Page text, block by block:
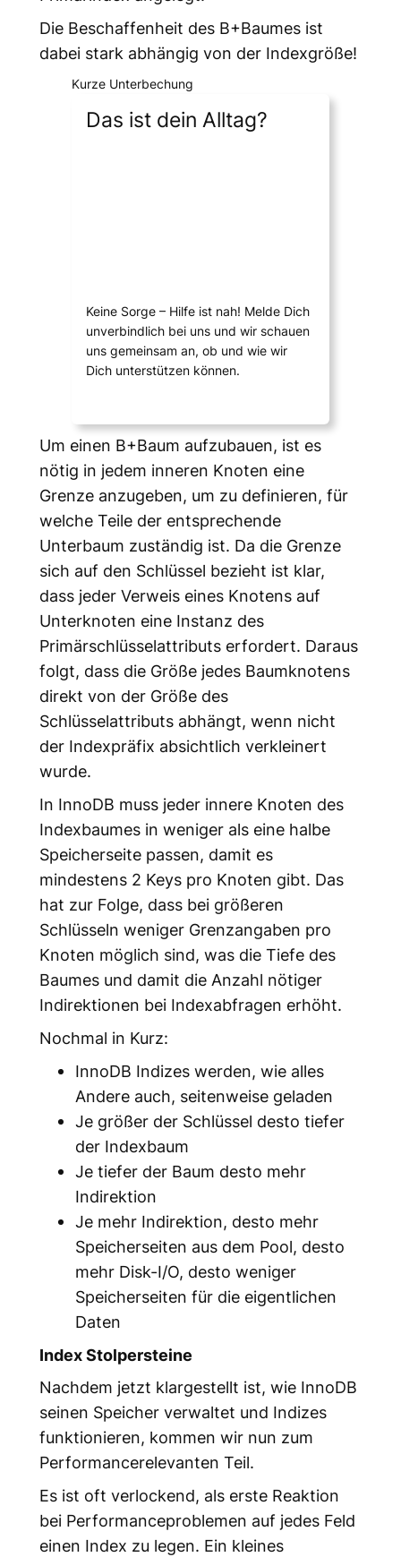
Die Beschaffenheit des B+Baumes ist
dabei stark abhängig von der Indexgröße!
Kurze Unterbechung
Das ist dein Alltag?
Keine Sorge – Hilfe ist nah! Melde Dich
unverbindlich bei uns und wir schauen
uns gemeinsam an, ob und wie wir
Dich unterstützen können.
Um einen B+Baum aufzubauen, ist es
nötig in jedem inneren Knoten eine
Grenze anzugeben, um zu definieren, für
welche Teile der entsprechende
Unterbaum zuständig ist. Da die Grenze
sich auf den Schlüssel bezieht ist klar,
dass jeder Verweis eines Knotens auf
Unterknoten eine Instanz des
Primärschlüsselattributs erfordert. Daraus
folgt, dass die Größe jedes Baumknotens
direkt von der Größe des
Schlüsselattributs abhängt, wenn nicht
der Indexpräfix absichtlich verkleinert
wurde.
In InnoDB muss jeder innere Knoten des
Indexbaumes in weniger als eine halbe
Speicherseite passen, damit es
mindestens 2 Keys pro Knoten gibt. Das
hat zur Folge, dass bei größeren
Schlüsseln weniger Grenzangaben pro
Knoten möglich sind, was die Tiefe des
Baumes und damit die Anzahl nötiger
Indirektionen bei Indexabfragen erhöht.
Nochmal in Kurz:
InnoDB Indizes werden, wie alles
Andere auch, seitenweise geladen
Je größer der Schlüssel desto tiefer
der Indexbaum
Je tiefer der Baum desto mehr
Indirektion
Je mehr Indirektion, desto mehr
Speicherseiten aus dem Pool, desto
mehr Disk-I/O, desto weniger
Speicherseiten für die eigentlichen
Daten
Index Stolpersteine
Nachdem jetzt klargestellt ist, wie InnoDB
seinen Speicher verwaltet und Indizes
funktionieren, kommen wir nun zum
Performancerelevanten Teil.
Es ist oft verlockend, als erste Reaktion
bei Performanceproblemen auf jedes Feld
einen Index zu legen. Ein kleines